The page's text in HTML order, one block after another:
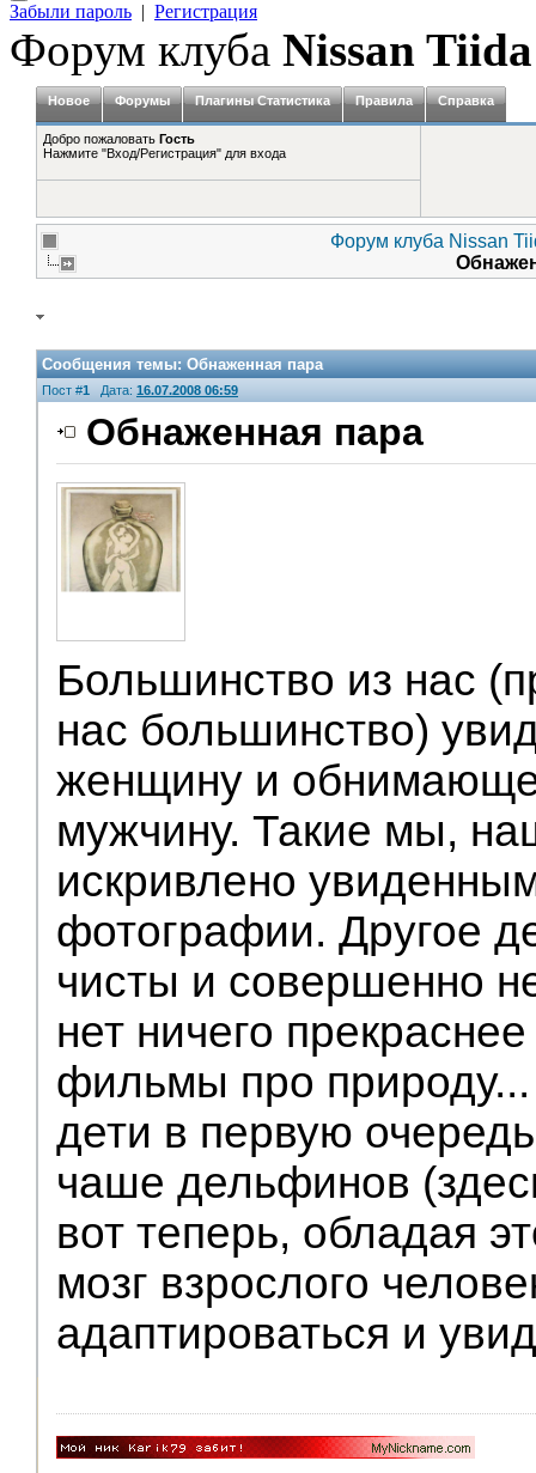
Забыли пароль | Регистрация
Форум клуба Nissan Tiida
Новое Форумы Плагины Статистика Правила Справка
Добро пожаловать Гость
Нажмите "Вход/Регистрация" для входа
Форум клуба Nissan
Сообщения темы:Обнаженная пара
Пост #1 Дата: 16.07.2008 06:59
Обнаженная пара
Большинство из нас
нас большинство)
женщину и
мужчину. Такие мы,
искривлено
фотографии. Другое
чисты и совершенно
нет ничего
фильмы про
дети в первую
чаше дельфинов
вот теперь, обладая
мозг взрослого
адаптироваться и